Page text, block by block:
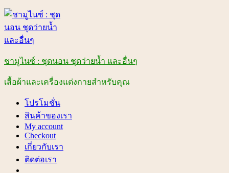
Skip
content
ชามูไนซ์ : ชุดนอน ชุดว่ายน้ำ และอื่นๆ
เสื้อผ้าและเครื่องแต่งกายสำหรับคุณ
โปรโมชั่น
สินค้าของเรา
My account
Checkout
เกี่ยวกับเรา
ติดต่อเรา